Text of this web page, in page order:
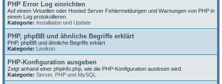
PHP Error Log einrichten
Auf einem Virtuellen oder Hosted Server Fehlermeldungen und Warnungen von PHP in
einem Log protokollieren
Kategorie: Installation und Update
PHP, phpBB und ähnliche Begriffe erklärt
PHP, phpBB und ähnliche Begriffe erklärt
Kategorie: Lexikon
PHP-Konfiguration ausgeben
Zeigt anhand einer phpinfo.php, wie die PHP-Konfiguration auslesen wird.
Kategorie: Server, PHP und MySQL